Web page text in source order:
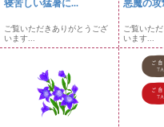
寝苦しい猛暑に...
ご覧いただきありがとうござ
います...
悪魔の攻
ご覧いた
います...